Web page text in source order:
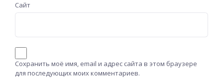
Сайт
Сохранить моё имя, email и адрес сайта в этом браузере
для последующих моих комментариев.